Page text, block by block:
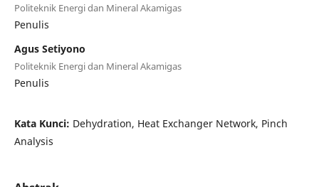
Politeknik Energi dan Mineral Akamigas
Penulis
Agus Setiyono
Politeknik Energi dan Mineral Akamigas
Penulis
Kata Kunci: Dehydration, Heat Exchanger Network, Pinch
Analysis